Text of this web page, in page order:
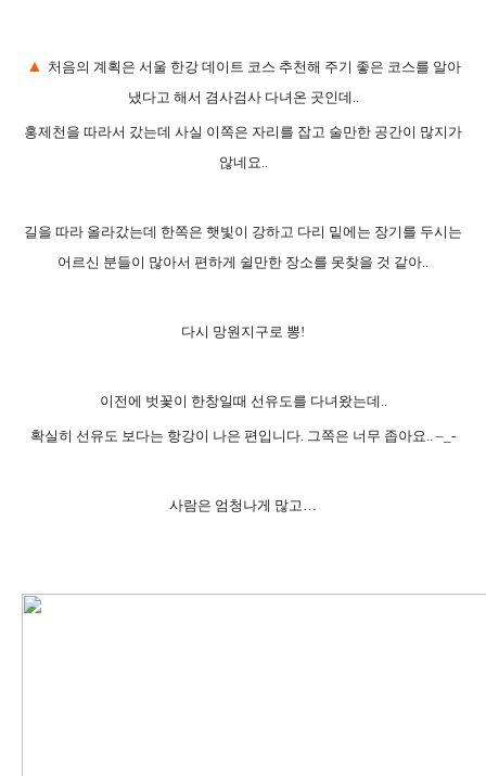
▲ 처음의 계획은 서울 한강 데이트 코스 추천해 주기 좋은 코스를 알아
냈다고 해서 겸사검사 다녀온 곳인데..
홍제천을 따라서 갔는데 사실 이쪽은 자리를 잡고 술만한 공간이 많지가
않네요..
길을 따라 올라갔는데 한쪽은 햇빛이 강하고 다리 밑에는 장기를 두시는
어르신 분들이 많아서 편하게 쉴만한 장소를 못찾을 것 같아..
다시 망원지구로 뽕!
이전에 벗꽃이 한창일때 선유도를 다녀왔는데..
확실히 선유도 보다는 항강이 나은 편입니다. 그쪽은 너무 좁아요.. –_-
사람은 엄청나게 많고…